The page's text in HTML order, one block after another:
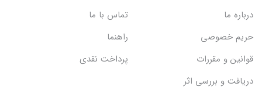
درباره ما
تماس با ما
حریم خصوصی
راهنما
قوانین و مقررات
پرداخت نقدی
دریافت و بررسی اثر